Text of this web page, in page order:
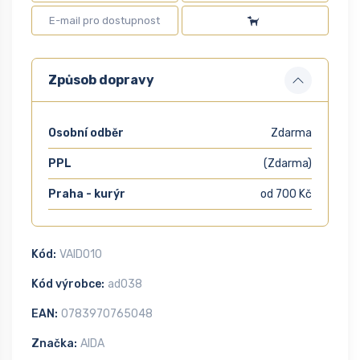
Způsob dopravy
Osobní odběr Zdarma
PPL (Zdarma)
Praha - kurýr od 700 Kč
Kód: VAID010
Kód výrobce: ad038
EAN: 0783970765048
Značka: AIDA